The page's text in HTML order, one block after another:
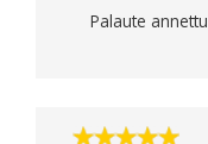
Palaute annettu